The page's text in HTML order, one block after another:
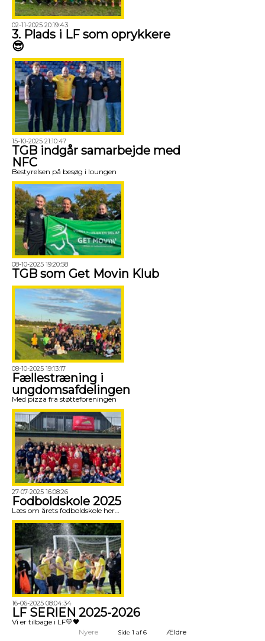
02-11-2025 20:19:43
3. Plads i LF som oprykkere
😎
15-10-2025 21:10:47
TGB indgår samarbejde med
NFC
Bestyrelsen på besøg i loungen
08-10-2025 19:20:58
TGB som Get Movin Klub
08-10-2025 19:13:17
Fællestræning i
ungdomsafdelingen
Med pizza fra støtteforeningen
27-07-2025 16:08:26
Fodboldskole 2025
Læs om årets fodboldskole her…
16-06-2025 08:04:34
LF SERIEN 2025-2026
Vi er tilbage i LF💛🖤
Nyere
Side 1 af 6 Ældre